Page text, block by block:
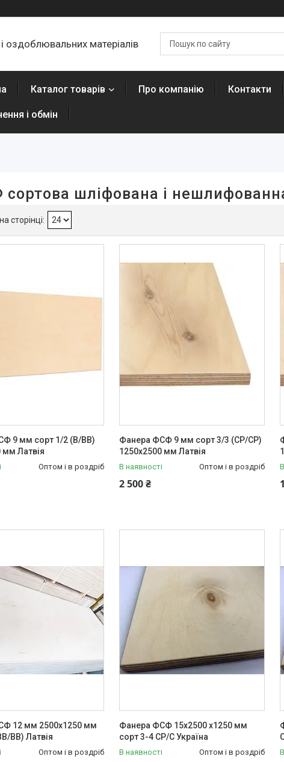
оздоблювальних матеріалів
Каталог товарів Про компанію Контакти
і обмін
шліфована і
9 мм сорт 1/2 (B/BB)
мм Латвія
Оптом і в роздріб
Фанера ФСФ 9 мм сорт 3/3 (CP/CР)
1250х2500 мм Латвія
В наявності Оптом і в роздріб
2 500 ₴
12 мм 2500х1250 мм
ВВ) Латвія
Оптом і в роздріб
Фанера ФСФ 15х2500 x1250 мм
сорт 3-4 СР/С Україна
В наявності Оптом і в роздріб